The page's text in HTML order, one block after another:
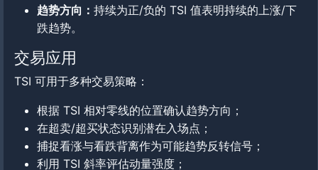
趋势方向： 持续为正/负的 TSI 值表明持续的上涨/下
跌趋势。
交易应用
TSI 可用于多种交易策略：
根据 TSI 相对零线的位置确认趋势方向；
在超卖/超买状态识别潜在入场点；
捕捉看涨与看跌背离作为可能趋势反转信号；
利用 TSI 斜率评估动量强度；